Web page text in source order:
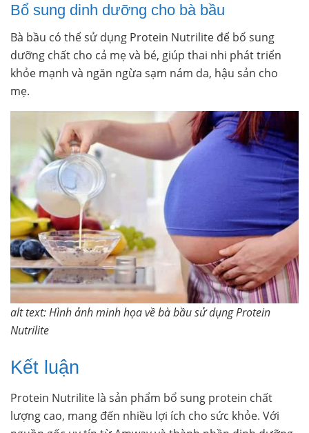
Bổ sung dinh dưỡng cho bà bầu
Bà bầu có thể sử dụng Protein Nutrilite để bổ sung
dưỡng chất cho cả mẹ và bé, giúp thai nhi phát triển
khỏe mạnh và ngăn ngừa sạm nám da, hậu sản cho
mẹ.
alt text: Hình ảnh minh họa về bà bầu sử dụng Protein
Nutrilite
Kết luận
Protein Nutrilite là sản phẩm bổ sung protein chất
lượng cao, mang đến nhiều lợi ích cho sức khỏe. Với